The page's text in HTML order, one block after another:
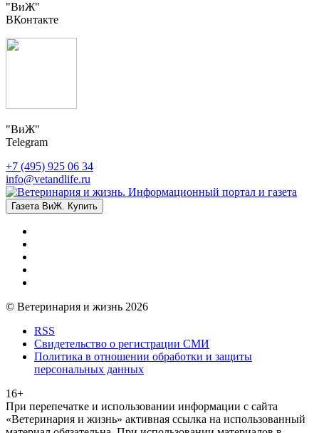
"ВиЖ"
ВКонтакте
"ВиЖ"
Telegram
+7 (495) 925 06 34
info@vetandlife.ru
Газета ВиЖ. Купить
© Ветеринария и жизнь 2026
RSS
Свидетельство о регистрации СМИ
Политика в отношении обработки и защиты
персональных данных
16+
При перепечатке и использовании информации с сайта
«Ветеринария и жизнь» активная ссылка на использованный